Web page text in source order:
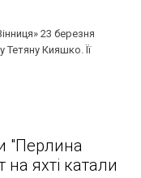
23 березня
Тетяну Кияшко. Її
"Перлина
яхті катали